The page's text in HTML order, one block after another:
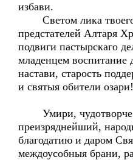
избави.
Светом лика твоего
предстателей Алтаря
подвиги пастырскаго
младенцем воспитание
настави, старость
и святыя обители озари!
Умири, чудотворче
преизряднейший,
благодатию и даром
междоусобныя брани,